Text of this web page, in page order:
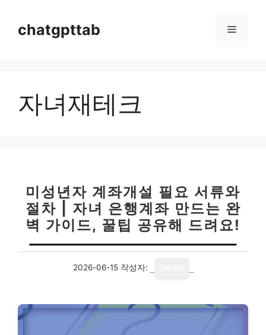
chatgpttab 메
자녀재테크
미성년자 계좌개설 필요 서류와
절차 | 자녀 은행계좌 만드는 완
벽 가이드, 꿀팁 공유해 드려요!
2026-06-15 작성자: